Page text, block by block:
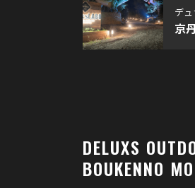
デ
京
DELUXS
BOUKENNO